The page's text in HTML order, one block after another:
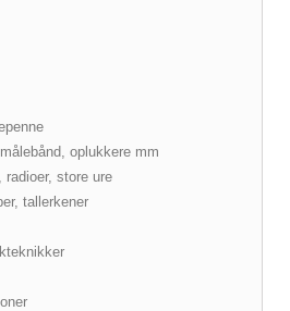
oplukkere mm
radioer, store ure
tallerkener